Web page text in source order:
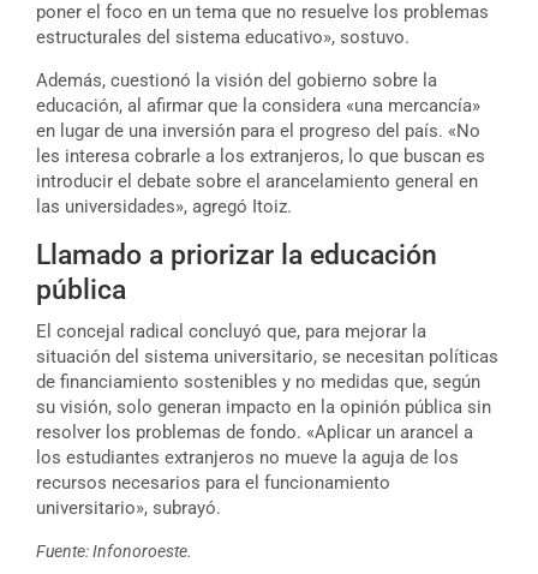
poner el foco en un tema que no resuelve los problemas
estructurales del sistema educativo», sostuvo.
Además, cuestionó la visión del gobierno sobre la
educación, al afirmar que la considera «una mercancía»
en lugar de una inversión para el progreso del país. «No
les interesa cobrarle a los extranjeros, lo que buscan es
introducir el debate sobre el arancelamiento general en
las universidades», agregó Itoiz.
Llamado a priorizar la educación
pública
El concejal radical concluyó que, para mejorar la
situación del sistema universitario, se necesitan políticas
de financiamiento sostenibles y no medidas que, según
su visión, solo generan impacto en la opinión pública sin
resolver los problemas de fondo. «Aplicar un arancel a
los estudiantes extranjeros no mueve la aguja de los
recursos necesarios para el funcionamiento
universitario», subrayó.
Fuente: Infonoroeste.